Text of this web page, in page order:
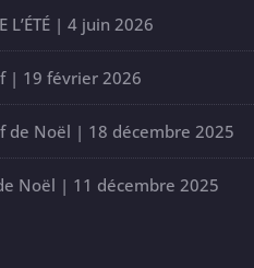
L’ÉTÉ | 4 juin 2026
| 19 février 2026
de Noël | 18 décembre 2025
Noël | 11 décembre 2025